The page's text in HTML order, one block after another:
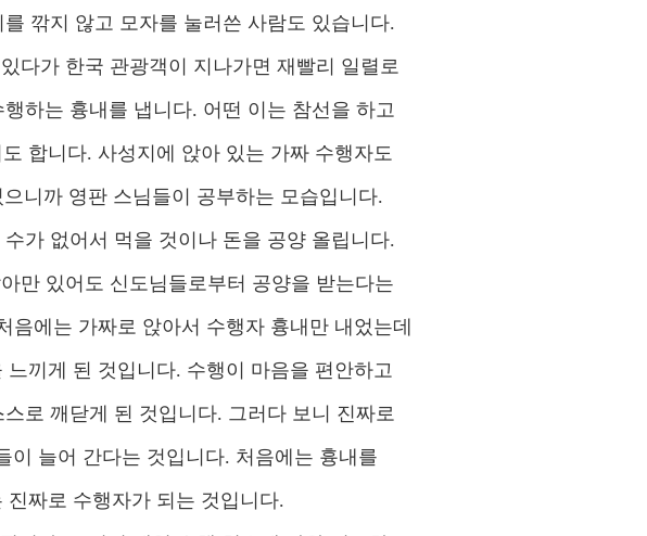
깎지 않고 모자를 눌러쓴 사람도 있습니다.
다가 한국 관광객이 지나가면 재빨리 일렬로
하는 흉내를 냅니다. 어떤 이는 참선을 하고
합니다. 사성지에 앉아 있는 가짜 수행자도
니까 영판 스님들이 공부하는 모습입니다.
가 없어서 먹을 것이나 돈을 공양 올립니다.
만 있어도 신도님들로부터 공양을 받는다는
음에는 가짜로 앉아서 수행자 흉내만 내었는데
끼게 된 것입니다. 수행이 마음을 편안하고
로 깨닫게 된 것입니다. 그러다 보니 진짜로
이 늘어 간다는 것입니다. 처음에는 흉내를
진짜로 수행자가 되는 것입니다.